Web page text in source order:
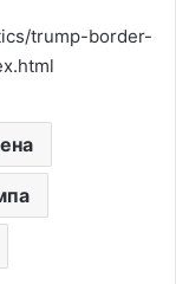
trump-border-